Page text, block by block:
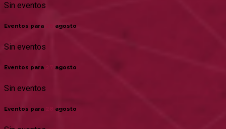
Sin eventos
Eventos para agosto
Sin eventos
Eventos para agosto
Sin eventos
Eventos para agosto